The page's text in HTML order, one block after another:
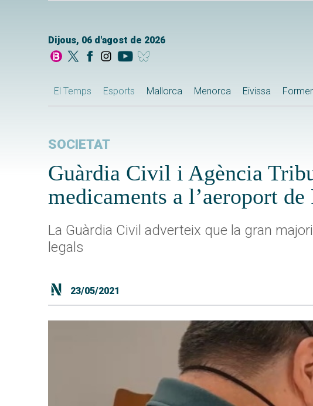
Dijous, 06 d'agost de 2026
El Temps Esports Mallorca Menorca Eivissa
SOCIETAT
Guàrdia Civil i Agència
medicaments a l’aeroport de
La Guàrdia Civil adverteix que la gran
legals
23/05/2021